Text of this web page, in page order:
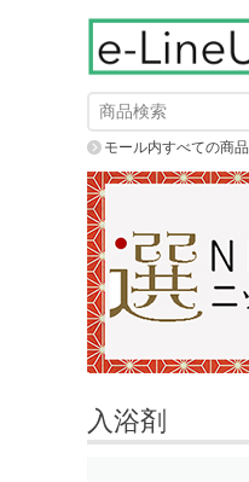
モール内すべての商品
入浴剤